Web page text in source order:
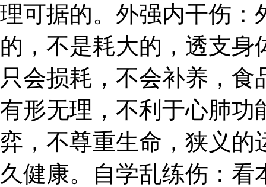
理可据的。外强内干伤：
的，不是耗大的，透支
只会损耗，不会补养，
有形无理，不利于心肺功
弈，不尊重生命，狭义的
久健康。自学乱练伤：